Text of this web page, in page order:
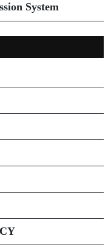
System